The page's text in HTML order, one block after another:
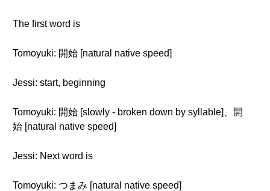
The first word is
Tomoyuki: 開始 [natural native speed]
Jessi: start, beginning
Tomoyuki: 開始 [slowly - broken down by syllable]、開
始 [natural native speed]
Jessi: Next word is
Tomoyuki: つまみ [natural native speed]